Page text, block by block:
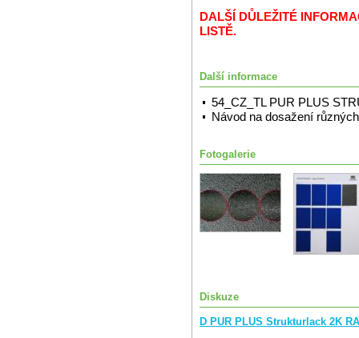
DALŠÍ DŮLEŽITÉ
LISTĚ.
Další informace
54_CZ_TL PUR PLUS
Návod na dosažení
Fotogalerie
Diskuze
D PUR PLUS Strukturlack 2K